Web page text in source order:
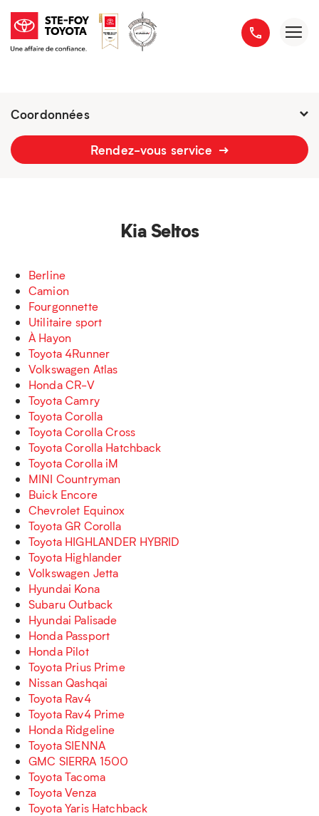
Coordonnées
Présentement ouvert jusqu'à 18h
Rendez-vous service
Kia Seltos
Berline
Camion
Fourgonnette
Utilitaire sport
À Hayon
Toyota 4Runner
Volkswagen Atlas
Honda CR-V
Toyota Camry
Toyota Corolla
Toyota Corolla Cross
Toyota Corolla Hatchback
Toyota Corolla iM
MINI Countryman
Buick Encore
Chevrolet Equinox
Toyota GR Corolla
Toyota HIGHLANDER HYBRID
Toyota Highlander
Volkswagen Jetta
Hyundai Kona
Subaru Outback
Hyundai Palisade
Honda Passport
Honda Pilot
Toyota Prius Prime
Nissan Qashqai
Toyota Rav4
Toyota Rav4 Prime
Honda Ridgeline
Toyota SIENNA
GMC SIERRA 1500
Toyota Tacoma
Toyota Venza
Toyota Yaris Hatchback